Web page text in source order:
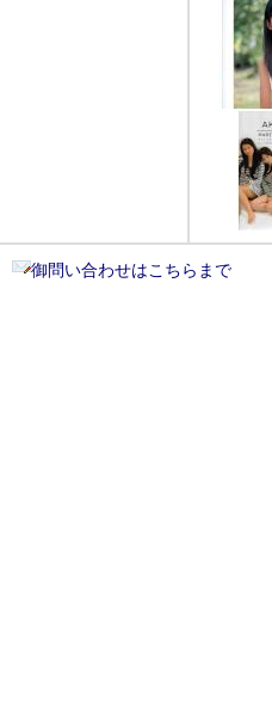
御問い合わせはこちらまで